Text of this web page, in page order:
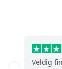
Helt sikkert!
Længde på
Vægt (kg):
Materiale: